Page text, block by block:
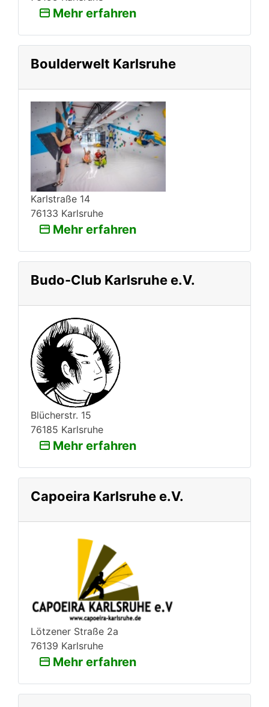
Mehr erfahren
Boulderwelt Karlsruhe
Karlstraße 14
76133 Karlsruhe
Mehr erfahren
Budo-Club Karlsruhe e.V.
Blücherstr. 15
76185 Karlsruhe
Mehr erfahren
Capoeira Karlsruhe e.V.
Lötzener Straße 2a
76139 Karlsruhe
Mehr erfahren